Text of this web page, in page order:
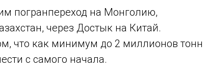
погранпереход на Монголию,
через Достык на Китай.
что как минимум до 2 миллионов тонн
с самого начала.